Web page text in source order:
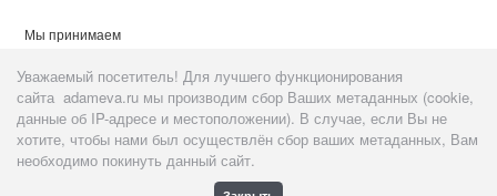
Мы принимаем
Данный сайт предназначентолько для пользователей старше 18
лет!
Уважаемый посетитель! Для лучшего функционирования
сайта adameva.ru мы производим сбор Ваших метаданных (cookie,
данные об IP-адресе и местоположении). В случае, если Вы не
хотите, чтобы нами был осуществлён сбор ваших метаданных, Вам
необходимо покинуть данный сайт.